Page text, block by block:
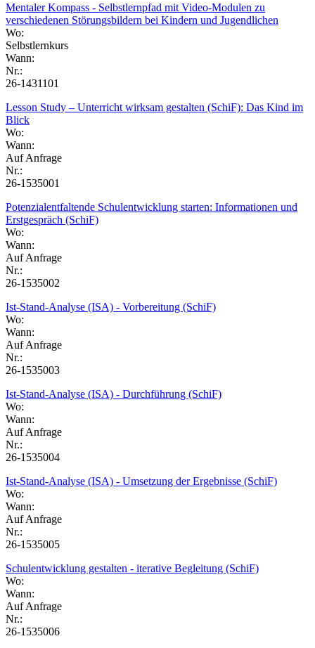
Mentaler Kompass - Selbstlernpfad mit Video-Modulen zu
verschiedenen Störungsbildern bei Kindern und Jugendlichen
Wo:
Selbstlernkurs
Wann:
Nr.:
26-1431101
Lesson Study – Unterricht wirksam gestalten (SchiF): Das Kind im
Blick
Wo:
Wann:
Auf Anfrage
Nr.:
26-1535001
Potenzialentfaltende Schulentwicklung starten: Informationen und
Erstgespräch (SchiF)
Wo:
Wann:
Auf Anfrage
Nr.:
26-1535002
Ist-Stand-Analyse (ISA) - Vorbereitung (SchiF)
Wo:
Wann:
Auf Anfrage
Nr.:
26-1535003
Ist-Stand-Analyse (ISA) - Durchführung (SchiF)
Wo:
Wann:
Auf Anfrage
Nr.:
26-1535004
Ist-Stand-Analyse (ISA) - Umsetzung der Ergebnisse (SchiF)
Wo:
Wann:
Auf Anfrage
Nr.:
26-1535005
Schulentwicklung gestalten - iterative Begleitung (SchiF)
Wo:
Wann:
Auf Anfrage
Nr.:
26-1535006